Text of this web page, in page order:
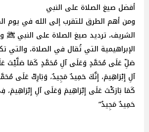
أفضل صيغ الصلاة على النبي
ومن أهم الطرق للتقرب إلى الله في يوم
الشريف، ترديد صيغ الصلاة على النبي ﷺ
الإبراهيمية التي تُقال في الصلاة، والتي
صَلِّ عَلَى مُحَمَّدٍ وَعَلَى آلِ مُحَمَّدٍ كَمَا صَلَّيْتَ
آلِ إِبْرَاهِيمَ، إِنَّكَ حَمِيدٌ مَجِيدٌ، وَبَارِكْ عَلَى
كَمَا بَارَكْتَ عَلَى إِبْرَاهِيمَ وَعَلَى آلِ إِبْرَاهِيمَ،
حَمِيدٌ مَجِيدٌ”